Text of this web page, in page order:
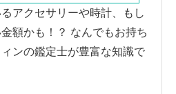
アクセサリーや時計、もし
額かも！？ なんでもお持ち
ンの鑑定士が豊富な知識で